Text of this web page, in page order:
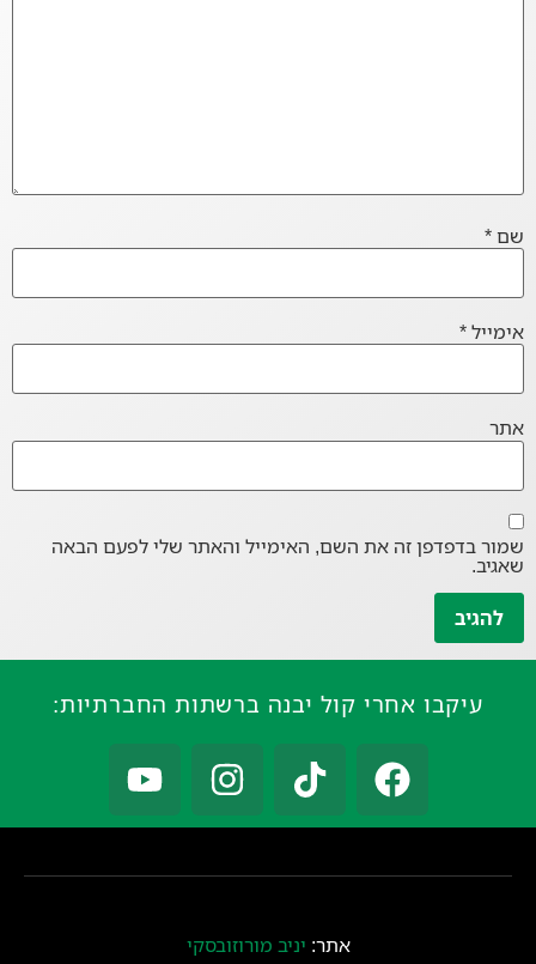
שם*
אימייל*
אתר
שמור בדפדפן זה את השם, האימייל והאתר שלי לפעם הבאה
שאגיב.
עיקבו אחרי קול יבנה ברשתות החברתיות:
אתר: יניב מורוזובסקי